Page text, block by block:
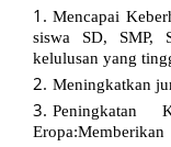
Mencapai
siswa SD, SMP,
kelulusan yang
Meningkatkan
Peningkatan